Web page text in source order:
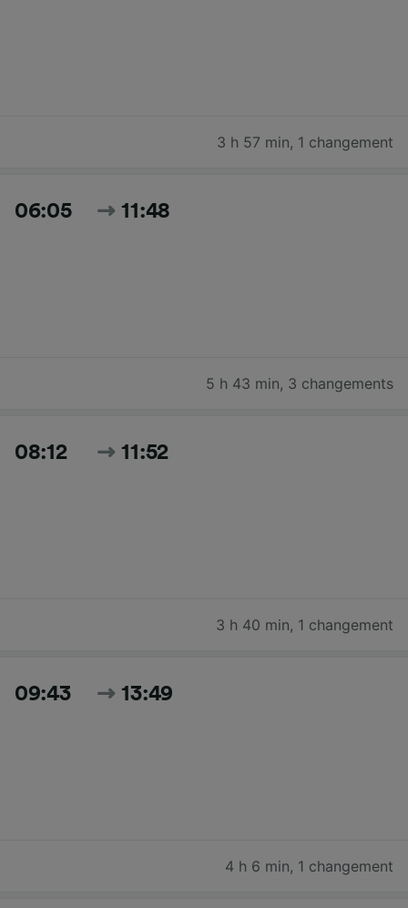
3 h 57 min, 1 changement
06:05 11:48
5 h 43 min, 3 changements
08:12 11:52
3 h 40 min, 1 changement
09:43 13:49
4 h 6 min, 1 changement